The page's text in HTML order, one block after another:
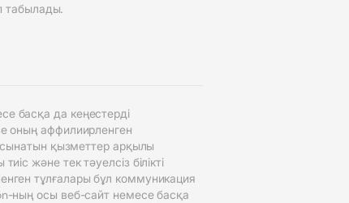
табылады.
басқа да кеңестерді
оның аффилиирленген
қызметтер арқылы
және тек тәуелсіз білікті
тұлғалары бұл коммуникация
ның осы веб-сайт немесе басқа